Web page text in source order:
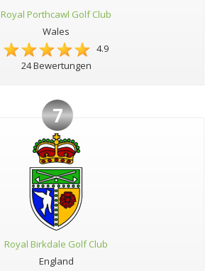
Royal Porthcawl Golf Club
Wales
4.9
24 Bewertungen
7
Royal Birkdale Golf Club
England